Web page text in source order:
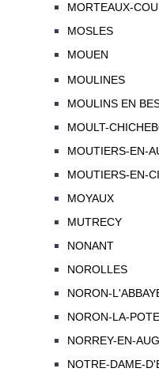
MORTEAUX-
MOSLES
MOUEN
MOULINES
MOULINS EN
MOULT-
MOUTIERS-EN-
MOUTIERS-EN-
MOYAUX
MUTRECY
NONANT
NOROLLES
NORON-
NORON-LA-
NORREY-EN-
NOTRE-DAME-